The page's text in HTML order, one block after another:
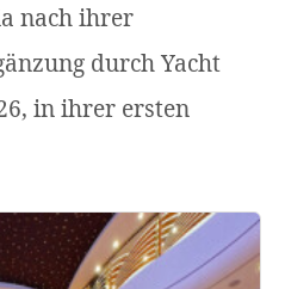
nach ihrer
durch Yacht
in ihrer ersten